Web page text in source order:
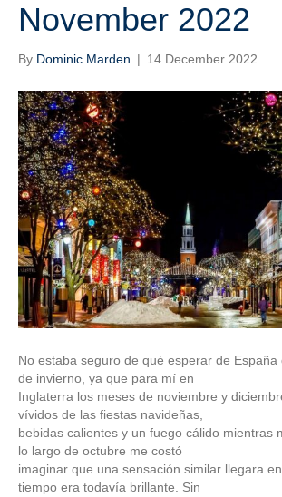
November 2022
By Dominic Marden | 14 December 2022
No estaba seguro de qué esperar de
de invierno, ya que para mí en
Inglaterra los meses de noviembre y
vívidos de las fiestas navideñas,
bebidas calientes y un fuego cálido mientras
lo largo de octubre me costó
imaginar que una sensación similar llegara
tiempo era todavía brillante. Sin